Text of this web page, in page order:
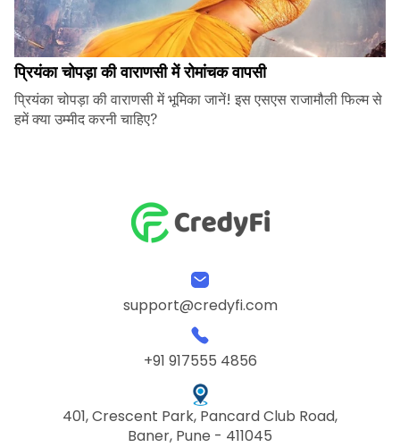
प्रियंका चोपड़ा की वाराणसी में रोमांचक वापसी
प्रियंका चोपड़ा की वाराणसी में भूमिका जानें! इस एसएस राजामौली फिल्म से
हमें क्या उम्मीद करनी चाहिए?
support@credyfi.com
+91 917555 4856
401, Crescent Park, Pancard Club Road,
Baner, Pune - 411045